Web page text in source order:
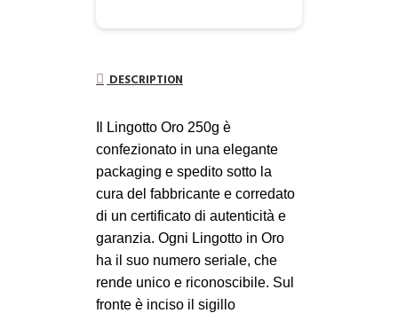
DESCRIPTION
Il Lingotto Oro 250g è
confezionato in una elegante
packaging e spedito sotto la
cura del fabbricante e corredato
di un certificato di autenticità e
garanzia. Ogni Lingotto in Oro
ha il suo numero seriale, che
rende unico e riconoscibile. Sul
fronte è inciso il sigillo